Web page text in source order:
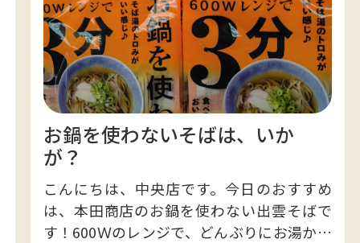
お鍋を使わないそばは、いか
が？
こんにちは、中央店です。今日のおすすめ
は、本田商店のお鍋を使わない出雲そばで
す！600Ｗのレンジで、どんぶりにお湯かお